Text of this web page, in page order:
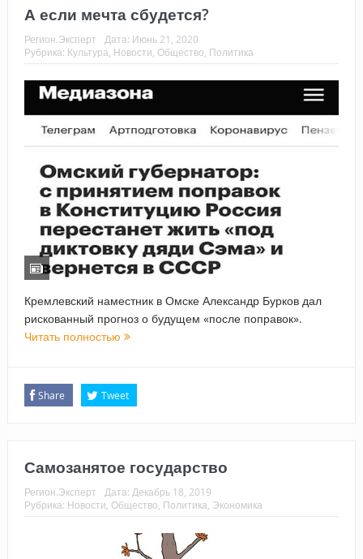
А если мечта сбудется?
Регион.Эксперт Дата: Июнь 21, 2020
Рубрика: Культура Новости Общество Политика
Кремлевский наместник в Омске Александр Бурков дал
рискованный прогноз о будущем «после поправок».
Читать полностью
Share Tweet
Самозанятое государство
Регион.Эксперт Дата: Декабрь 18, 2019
Рубрика: Новости, Общество, Политика, Экономика